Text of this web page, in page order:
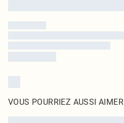
VOUS POURRIEZ AUSSI AIMER